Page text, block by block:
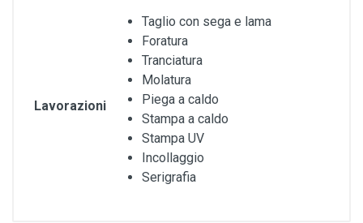
Lavorazioni
Taglio con sega e lama
Foratura
Tranciatura
Molatura
Piega a caldo
Stampa a caldo
Stampa UV
Incollaggio
Serigrafia